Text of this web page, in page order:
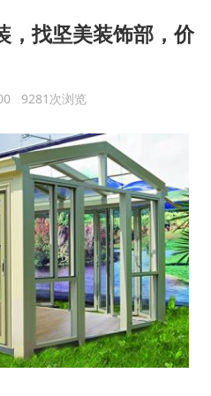
，找坚美装饰部，价
9281次浏览